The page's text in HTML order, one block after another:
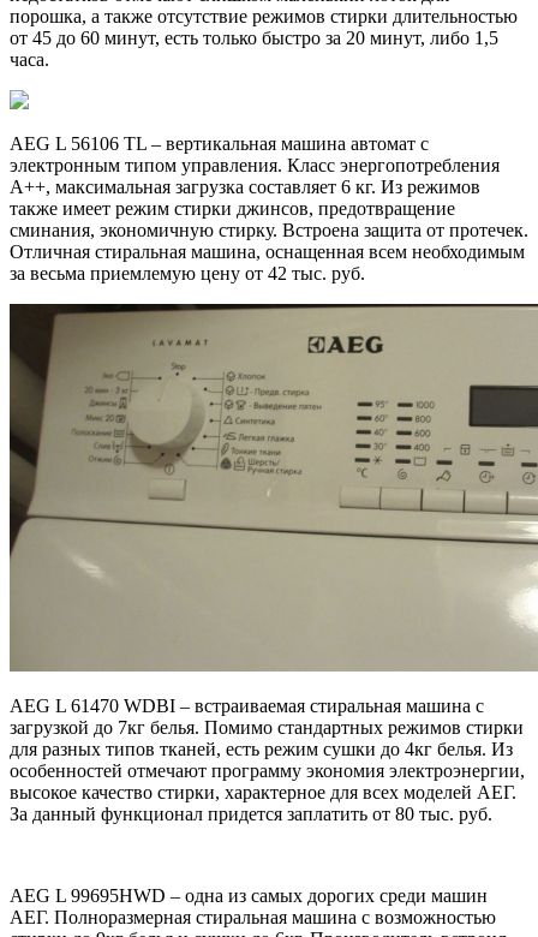
порошка, а также отсутствие режимов стирки длительностью
от 45 до 60 минут, есть только быстро за 20 минут, либо 1,5
часа.
AEG L 56106 TL – вертикальная машина автомат с
электронным типом управления. Класс энергопотребления
А++, максимальная загрузка составляет 6 кг. Из режимов
также имеет режим стирки джинсов, предотвращение
сминания, экономичную стирку. Встроена защита от протечек.
Отличная стиральная машина, оснащенная всем необходимым
за весьма приемлемую цену от 42 тыс. руб.
AEG L 61470 WDBI – встраиваемая стиральная машина с
загрузкой до 7кг белья. Помимо стандартных режимов стирки
для разных типов тканей, есть режим сушки до 4кг белья. Из
особенностей отмечают программу экономия электроэнергии,
высокое качество стирки, характерное для всех моделей АЕГ.
За данный функционал придется заплатить от 80 тыс. руб.
AEG L 99695HWD – одна из самых дорогих среди машин
АЕГ. Полноразмерная стиральная машина с возможностью